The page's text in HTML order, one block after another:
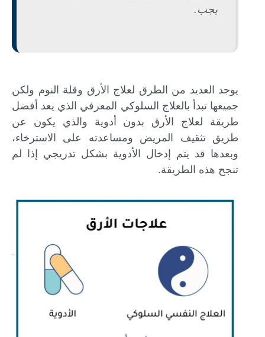
يجب.
يوجد العديد من الطرق لعلاج الأرق وقلة النوم ولكن
جميعها تبدأ بالعلاج السلوكي المعرفي الذي يعد أفضل
طريقة لعلاج الأرق بدون أدوية والذي يكون عن
طريق تثقيف المريض ومساعدته على الاسترخاء،
وبعدها قد يتم إدخال الأدوية بشكل تدريجي إذا لم
تنجح هذه الطريقة.